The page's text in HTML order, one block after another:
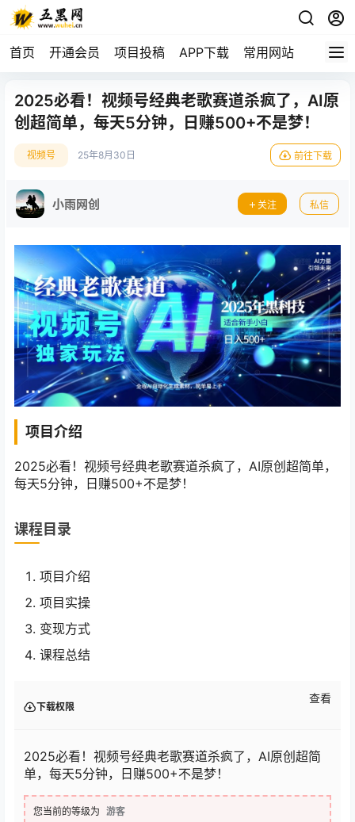
首页 开通会员 项目投稿 APP下载 常用网站
2025必看！视频号经典老歌赛道杀疯了，AI原
创超简单，每天5分钟，日赚500+不是梦！
视频号 25年8月30日 前往下载
小雨网创 关注 私信
项目介绍
2025必看！视频号经典老歌赛道杀疯了，AI原创超简单，
每天5分钟，日赚500+不是梦！
课程目录
项目介绍
项目实操
变现方式
课程总结
下载权限
查看
2025必看！视频号经典老歌赛道杀疯了，AI原创超简
单，每天5分钟，日赚500+不是梦！
您当前的等级为 游客